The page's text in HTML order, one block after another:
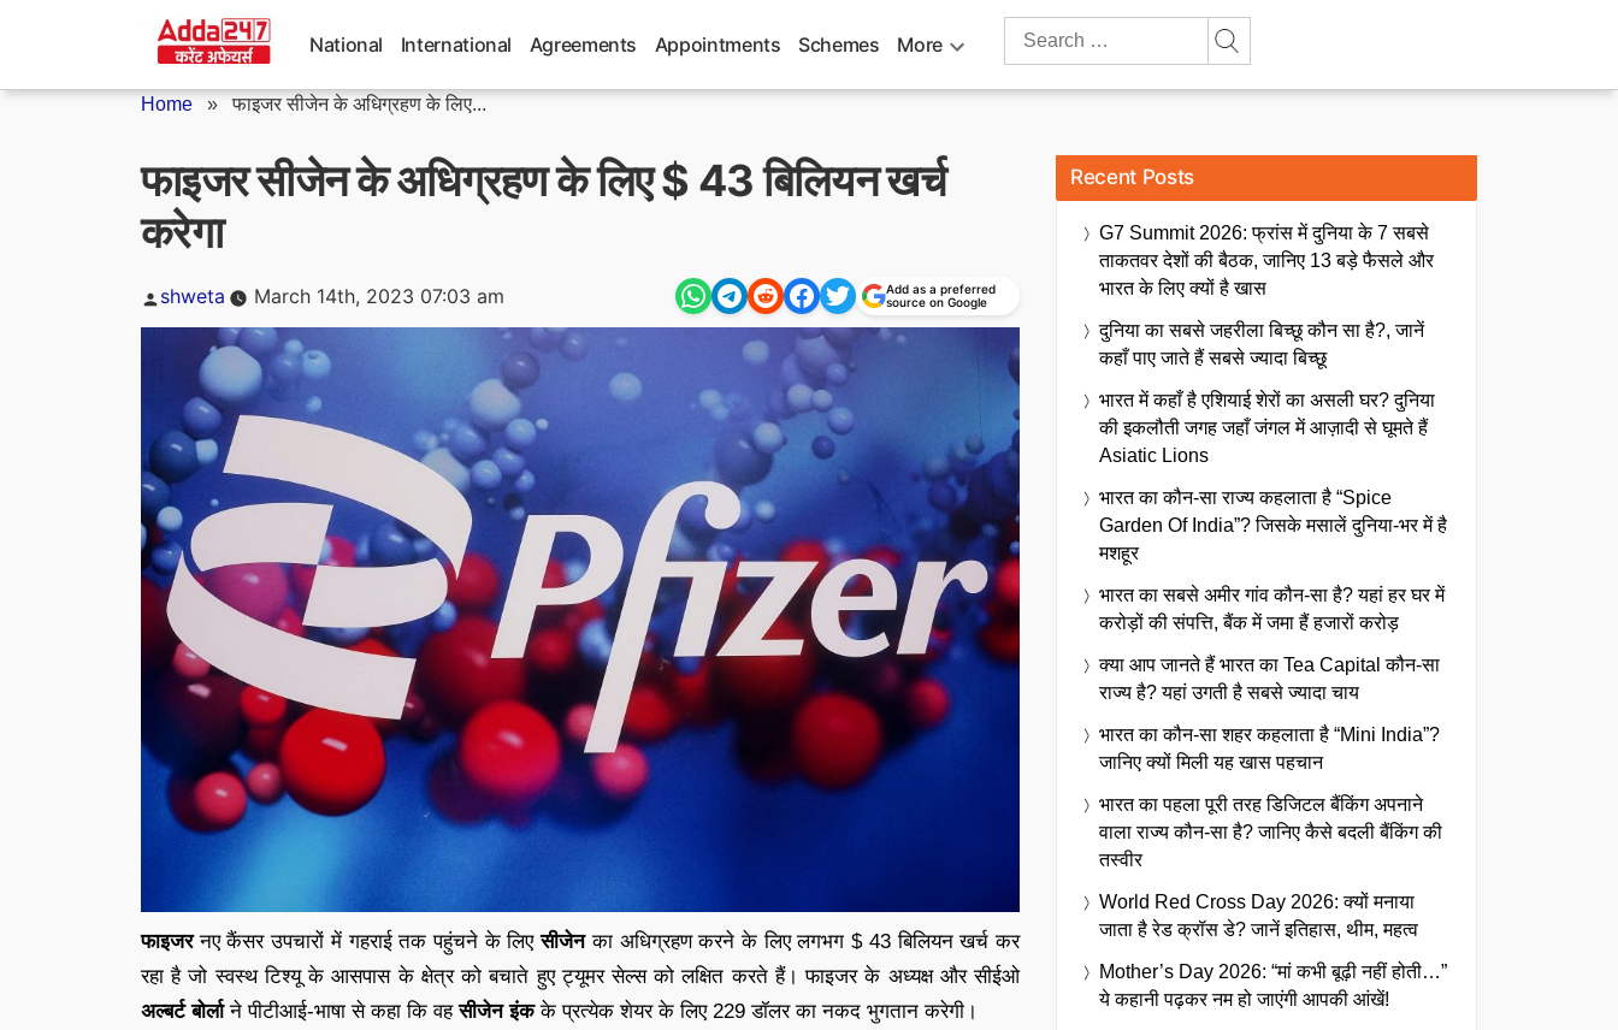
National International Agreements Appointments Schemes More
Search
Home »फाइजर सीजेन के अधिग्रहण के लिए...
फाइजर सीजेन के अधिग्रहण के लिए $ 43 बिलियन खर्च
करेगा
Posted
shweta March 14th, 2023 07:03 am
Add as a preferred
source on Google
फाइजरनए कैंसर उपचारों में गहराई तक पहुंचने के लिएसीजेनका अधिग्रहण करने के लिए लगभग $ 43 बिलियन खर्च कर
रहा है जो स्वस्थ टिश्यू के आसपास के क्षेत्र को बचाते हुए ट्यूमर सेल्स को लक्षित करते हैं। फाइजर के अध्यक्ष और सीईओ
अल्बर्ट बोर्लाने पीटीआई-भाषा से कहा कि वहसीजेन इंकके प्रत्येक शेयर के लिए 229 डॉलर का नकद भुगतान करेगी।
Recent Posts
G7 Summit 2026: फ्रांस में दुनिया के 7 सबसे
ताकतवर देशों की बैठक, जानिए 13 बड़े फैसले और
भारत के लिए क्यों है खास
दुनिया का सबसे जहरीला बिच्छू कौन सा है?, जानें
कहाँ पाए जाते हैं सबसे ज्यादा बिच्छू
भारत में कहाँ है एशियाई शेरों का असली घर? दुनिया
की इकलौती जगह जहाँ जंगल में आज़ादी से घूमते हैं
Asiatic Lions
भारत का कौन-सा राज्य कहलाता है “Spice
Garden Of India”? जिसके मसालें दुनिया-भर में है
मशहूर
भारत का सबसे अमीर गांव कौन-सा है? यहां हर घर में
करोड़ों की संपत्ति, बैंक में जमा हैं हजारों करोड़
क्या आप जानते हैं भारत का Tea Capital कौन-सा
राज्य है? यहां उगती है सबसे ज्यादा चाय
भारत का कौन-सा शहर कहलाता है “Mini India”?
जानिए क्यों मिली यह खास पहचान
भारत का पहला पूरी तरह डिजिटल बैंकिंग अपनाने
वाला राज्य कौन-सा है? जानिए कैसे बदली बैंकिंग की
तस्वीर
World Red Cross Day 2026: क्यों मनाया
जाता है रेड क्रॉस डे? जानें इतिहास, थीम, महत्व
Mother’s Day 2026: “मां कभी बूढ़ी नहीं होती…”
ये कहानी पढ़कर नम हो जाएंगी आपकी आंखें!